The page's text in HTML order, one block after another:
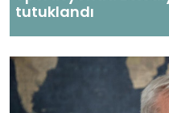
tutuklandı